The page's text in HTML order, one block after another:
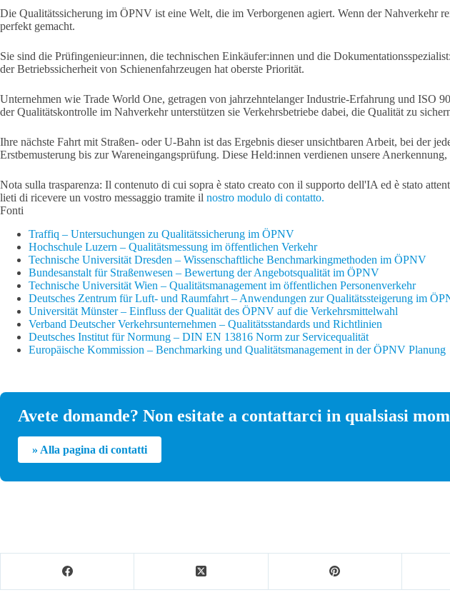
Die Qualitätssicherung im ÖPNV ist eine Welt, die im Verborgenen agiert. Wenn der Nahverkehr
perfekt gemacht.
Sie sind die Prüfingenieur:innen, die technischen Einkäufer:innen und die
der Betriebssicherheit von Schienenfahrzeugen hat oberste Priorität.
Unternehmen wie Trade World One, getragen von jahrzehntelanger Industrie-Erfahrung und ISO
der Qualitätskontrolle im Nahverkehr unterstützen sie Verkehrsbetriebe dabei, die Qualität zu
Ihre nächste Fahrt mit Straßen- oder U-Bahn ist das Ergebnis dieser unsichtbaren Arbeit, bei der
Erstbemusterung bis zur Wareneingangsprüfung. Diese Held:innen verdienen unsere
Nota sulla trasparenza: Il contenuto di cui sopra è stato creato con il supporto dell'IA ed è stato
lieti di ricevere un vostro messaggio tramite il nostro modulo di contatto.
Fonti
Traffiq – Untersuchungen zu Qualitätssicherung im ÖPNV
Hochschule Luzern – Qualitätsmessung im öffentlichen Verkehr
Technische Universität Dresden – Wissenschaftliche Benchmarkingmethoden im ÖPNV
Bundesanstalt für Straßenwesen – Bewertung der Angebotsqualität im ÖPNV
Technische Universität Wien – Qualitätsmanagement im öffentlichen Personenverkehr
Deutsches Zentrum für Luft- und Raumfahrt – Anwendungen zur Qualitätssteigerung im
Universität Münster – Einfluss der Qualität des ÖPNV auf die Verkehrsmittelwahl
Verband Deutscher Verkehrsunternehmen – Qualitätsstandards und Richtlinien
Deutsches Institut für Normung – DIN EN 13816 Norm zur Servicequalität
Europäische Kommission – Benchmarking und Qualitätsmanagement in der ÖPNV Planung
Avete domande? Non esitate a contattarci in qualsiasi
» Alla pagina di contatti